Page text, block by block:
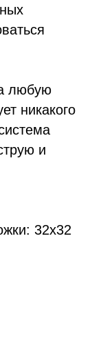
любую
никакого
и
32х32